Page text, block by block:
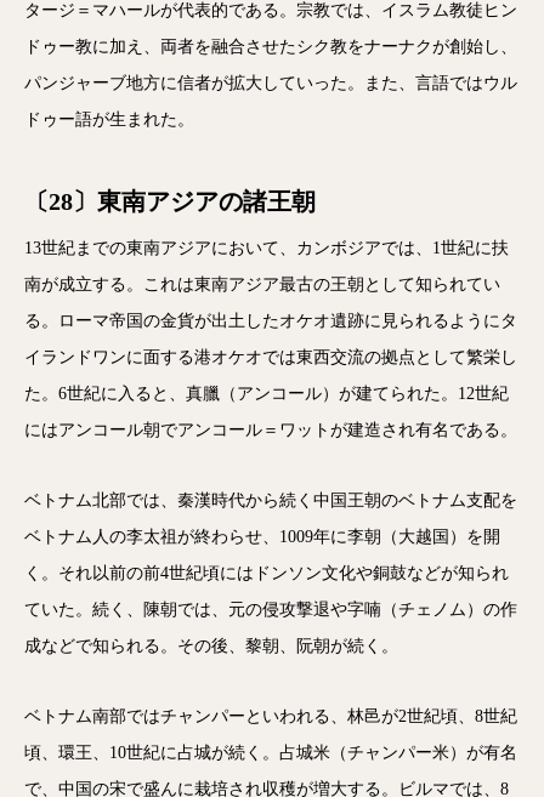
タージ＝マハールが代表的である。宗教では、イスラム教徒ヒン
ドゥー教に加え、両者を融合させたシク教をナーナクが創始し、
パンジャーブ地方に信者が拡大していった。また、言語ではウル
ドゥー語が生まれた。
〔28〕東南アジアの諸王朝
13世紀までの東南アジアにおいて、カンボジアでは、1世紀に扶
南が成立する。これは東南アジア最古の王朝として知られてい
る。ローマ帝国の金貨が出土したオケオ遺跡に見られるようにタ
イランドワンに面する港オケオでは東西交流の拠点として繁栄し
た。6世紀に入ると、真臘（アンコール）が建てられた。12世紀
にはアンコール朝でアンコール＝ワットが建造され有名である。
ベトナム北部では、秦漢時代から続く中国王朝のベトナム支配を
ベトナム人の李太祖が終わらせ、1009年に李朝（大越国）を開
く。それ以前の前4世紀頃にはドンソン文化や銅鼓などが知られ
ていた。続く、陳朝では、元の侵攻撃退や字喃（チェノム）の作
成などで知られる。その後、黎朝、阮朝が続く。
ベトナム南部ではチャンパーといわれる、林邑が2世紀頃、8世紀
頃、環王、10世紀に占城が続く。占城米（チャンパー米）が有名
で、中国の宋で盛んに栽培され収穫が増大する。ビルマでは、8